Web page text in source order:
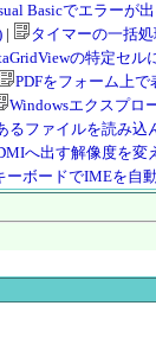
Basicでエラーが
| タイマーの一括処
の特定セル
PDFをフォーム上
Windowsエクスプロ
るファイルを読み
へ出す解像度を変
ーボードでIMEを自